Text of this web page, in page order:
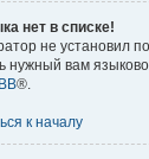
нет в списке!
не установил
нужный вам
®.
к началу